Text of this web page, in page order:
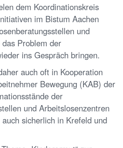
dem Koordinationskreis
im Bistum Aachen
und
Problem der
ins Gespräch bringen.
auch oft in Kooperation
Bewegung (KAB) der
der
und Arbeitslosenzentren
sicherlich in Krefeld und